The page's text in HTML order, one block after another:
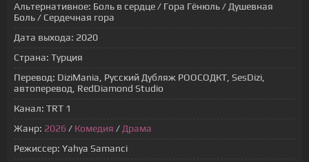
Альтернативное: Боль в сердце / Гора Гёнюль / Душевная
Боль / Сердечная гора
Дата выхода: 2020
Страна: Турция
Перевод: DiziMania, Русский Дубляж РООСОДКТ, SesDizi,
автоперевод, RedDiamond Studio
Канал: TRT 1
Жанр: 2026 / Комедия / Драма
Режиссер: Yahya Samanci